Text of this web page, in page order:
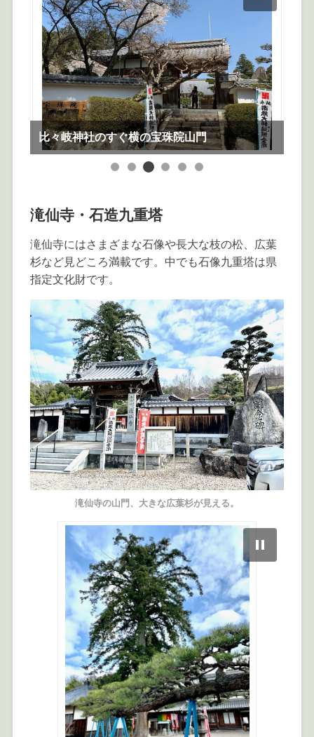
比々岐神社のすぐ横の宝珠院山門
滝仙寺・石造九重塔
滝仙寺にはさまざまな石像や長大な枝の松、広葉
杉など見どころ満載です。中でも石像九重塔は県
指定文化財です。
滝仙寺の山門、大きな広葉杉が見える。